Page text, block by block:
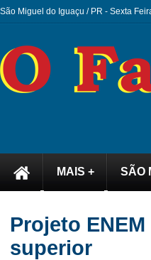
São Miguel do Iguaçu / PR - Sexta
MAIS + SÃO
Projeto
superior